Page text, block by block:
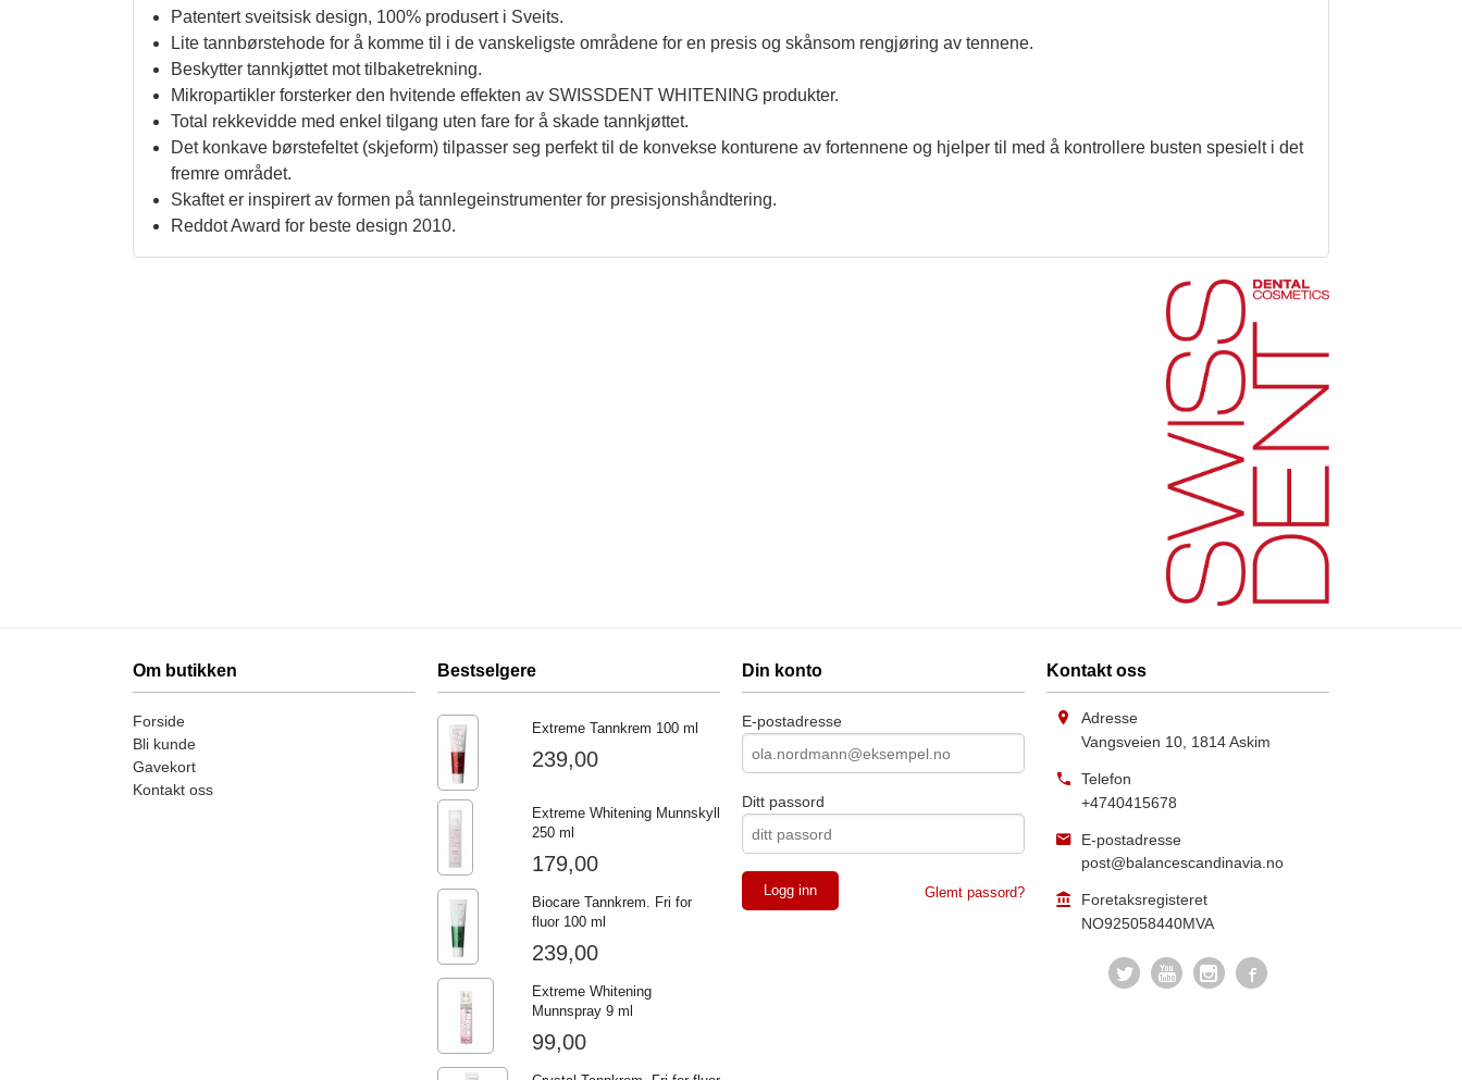
Patentert sveitsisk design, 100% produsert i Sveits.
Lite tannbørstehode for å komme til i de vanskeligste områdene for en presis og skånsom rengjøring av tennene.
Beskytter tannkjøttet mot tilbaketrekning.
Mikropartikler forsterker den hvitende effekten av SWISSDENT WHITENING produkter.
Total rekkevidde med enkel tilgang uten fare for å skade tannkjøttet.
Det konkave børstefeltet (skjeform) tilpasser seg perfekt til de konvekse konturene av fortennene og hjelper til med å kontrollere busten spesielt i det
fremre området.
Skaftet er inspirert av formen på tannlegeinstrumenter for presisjonshåndtering.
Reddot Award for beste design 2010.
Om butikken
Forside
Bli kunde
Gavekort
Kontakt oss
Bestselgere
Extreme Tannkrem 100 ml
239,00
Extreme Whitening Munnskyll
250 ml
179,00
Biocare Tannkrem. Fri for
fluor 100 ml
239,00
Extreme Whitening
Munnspray 9 ml
99,00
Din konto
E-postadresse
Ditt passord
Glemt passord?
Kontakt oss
Adresse
Vangsveien 10 1814Askim
Telefon
+4740415678
E-postadresse
post@balancescandinavia.no
Foretaksregisteret
NO925058440MVA